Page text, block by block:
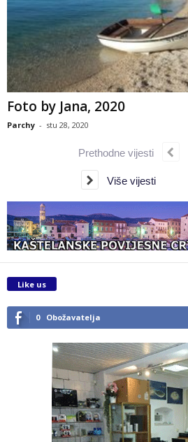
Foto by Jana, 2020
Parchy - stu 28, 2020
Prethodne vijesti
Više vijesti
Like us
0 Obožavatelja